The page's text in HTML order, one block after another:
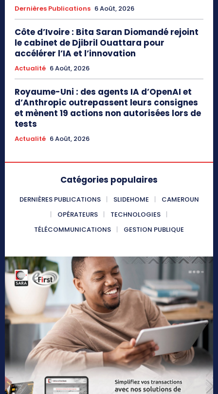
Dernières Publications 6 Août, 2026
Côte d’Ivoire : Bita Saran Diomandé rejoint
le cabinet de Djibril Ouattara pour
accélérer l’IA et l’innovation
Actualité 6 Août, 2026
Royaume-Uni : des agents IA d’OpenAI et
d’Anthropic outrepassent leurs consignes
et mènent 19 actions non autorisées lors de
tests
Actualité 6 Août, 2026
Catégories populaires
DERNIÈRES PUBLICATIONS SLIDEHOME
CAMEROUN
OPÉRATEURS
TECHNOLOGIES
TÉLÉCOMMUNICATIONS
GESTION PUBLIQUE